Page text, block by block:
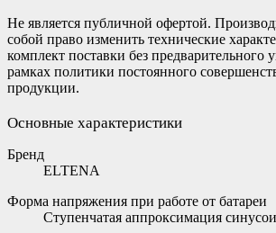
Не является публичной офертой.
собой право изменить технические
комплект поставки без предварительного
рамках политики постоянного
продукции.
Основные характеристики
Бренд
ELTENA
Форма напряжения при работе от батареи
Ступенчатая аппроксимация